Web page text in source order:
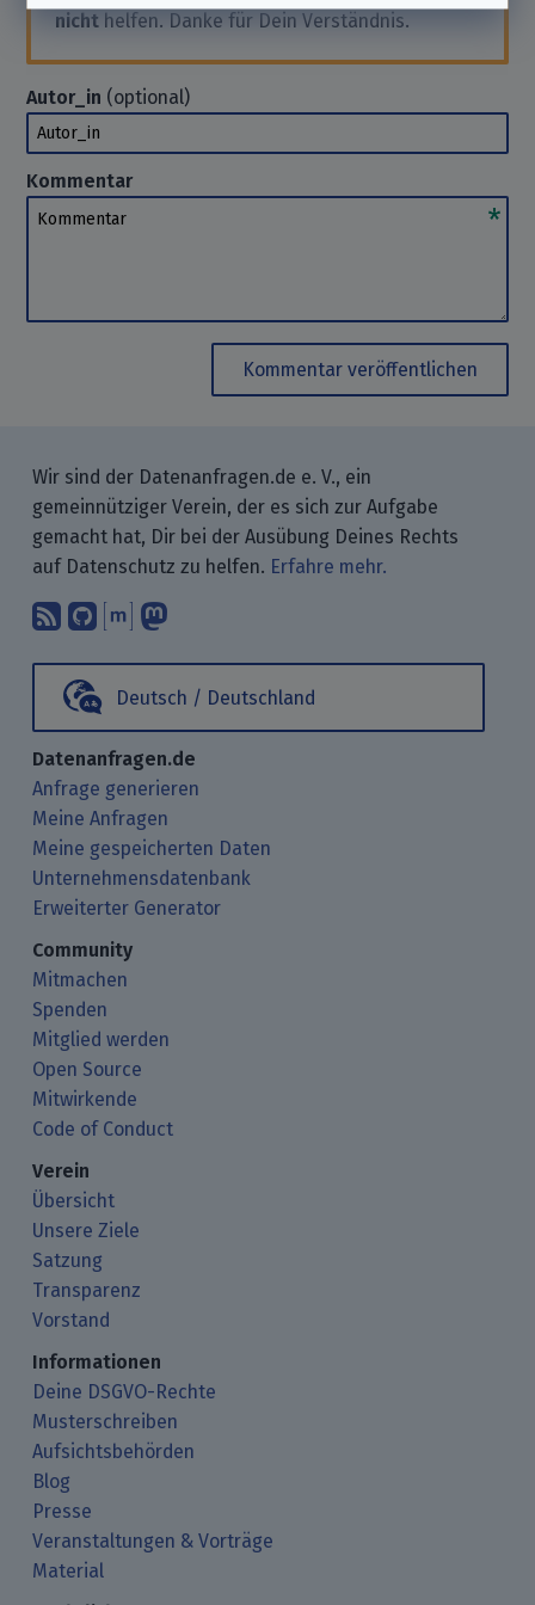
nicht helfen. Danke für Dein Verständnis.
Autor_in (optional)
Autor_in
Kommentar
Kommentar
Kommentar veröffentlichen
Wir sind der Datenanfragen.de e. V., ein
gemeinnütziger Verein, der es sich zur Aufgabe
gemacht hat, Dir bei der Ausübung Deines Rechts
auf Datenschutz zu helfen. Erfahre mehr.
Abonniere unsere Blogbeiträge mit
Finde uns bei GitHub.
Unterhalte Dich mit uns über
Deutsch / Deutschland
Datenanfragen.de
Anfrage generieren
Meine Anfragen
Meine gespeicherten Daten
Unternehmensdatenbank
Erweiterter Generator
Community
Mitmachen
Spenden
Mitglied werden
Open Source
Mitwirkende
Code of Conduct
Verein
Übersicht
Unsere Ziele
Satzung
Transparenz
Vorstand
Informationen
Deine DSGVO-Rechte
Musterschreiben
Aufsichtsbehörden
Blog
Presse
Veranstaltungen & Vorträge
Material